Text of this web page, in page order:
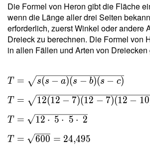
Die Formel von Heron gibt die Fläche
wenn die Länge aller drei Seiten
erforderlich, zuerst Winkel oder andere
Dreieck zu berechnen. Die Formel von
in allen Fällen und Arten von Dreiecken
T =
s(s-a)(s-
b)(s-c) }
\ \\ T =
\sqrt{
T = s(s − a)(s − b)(s − c)
T = 12(12 − 7)(12 − 7)(12 − 10
T = 12 ⋅ 5 ⋅ 5 ⋅ 2
T = 600 = 24,495